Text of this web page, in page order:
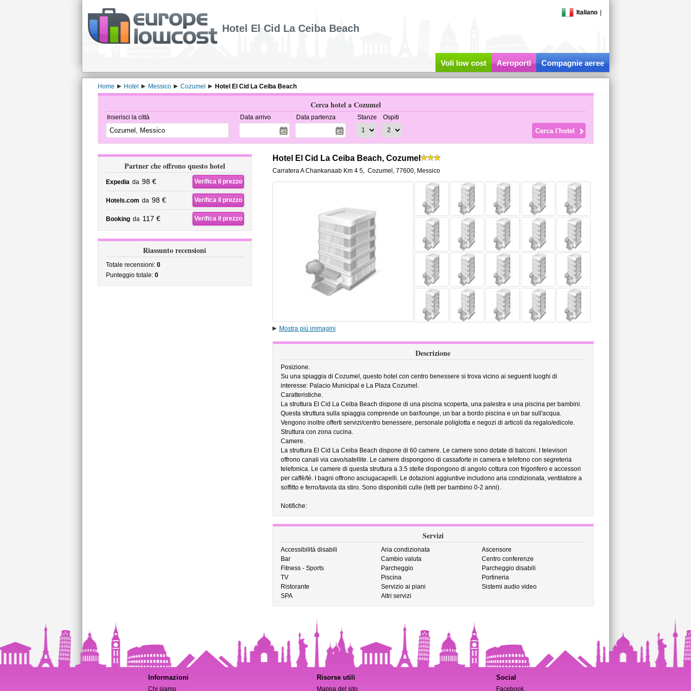
Italiano
Hotel El Cid La Ceiba Beach
Voli low cost Aeroporti Compagnie aeree
Home Hotel Messico Cozumel Hotel El Cid La Ceiba Beach
Cerca hotel a Cozumel
Inserisci la città Data arrivo Data partenza Stanze Ospiti
Partner che offrono questo hotel
Expedia da 98 € Verifica il prezzo
Hotels.com da 98 € Verifica il prezzo
Booking da 117 € Verifica il prezzo
Riassunto recensioni
Totale recensioni: 0
Punteggio totale: 0
Hotel El Cid La Ceiba Beach, Cozumel
Carratera A Chankanaab Km 4 5, Cozumel , 77600, Messico
Mostra più immagini
Descrizione
Posizione.
Su una spiaggia di Cozumel, questo hotel con centro benessere si trova vicino ai seguenti luoghi di
interesse: Palacio Municipal e La Plaza Cozumel.
Caratteristiche.
La struttura El Cid La Ceiba Beach dispone di una piscina scoperta, una palestra e una piscina per bambini.
Questa struttura sulla spiaggia comprende un bar/lounge, un bar a bordo piscina e un bar sull'acqua.
Vengono inoltre offerti servizi/centro benessere, personale poliglotta e negozi di articoli da regalo/edicole.
Struttura con zona cucina.
Camere.
La struttura El Cid La Ceiba Beach dispone di 60 camere. Le camere sono dotate di balconi. I televisori
offrono canali via cavo/satellite. Le camere dispongono di cassaforte in camera e telefono con segreteria
telefonica. Le camere di questa struttura a 3.5 stelle dispongono di angolo cottura con frigorifero e accessori
per caffè/tè. I bagni offrono asciugacapelli. Le dotazioni aggiuntive includono aria condizionata, ventilatore a
soffitto e ferro/tavola da stiro. Sono disponibili culle (letti per bambino 0-2 anni).
Notifiche:
Servizi
Accessibilità disabili Aria condizionata
Ascensore
Bar
Cambio valuta
Centro conferenze
Fitness - Sports
Parcheggio
Parcheggio disabili
TV
Piscina
Portineria
Ristorante
Servizio ai piani
Sistemi audio video
SPA
Altri servizi
Informazioni
Chi siamo
Risorse utili
Mappa del sito
Social
Facebook